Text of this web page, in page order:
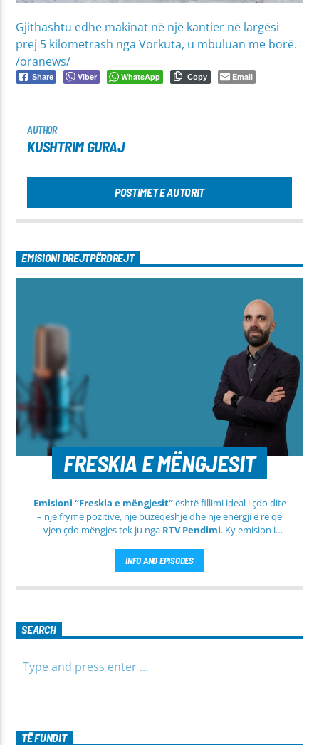
Gjithashtu edhe makinat në një kantier në largësi
prej 5 kilometrash nga Vorkuta, u mbuluan me borë.
/oranews/
Share Viber WhatsApp Copy Email
AUTHOR
KUSHTRIM GURAJ
POSTIMET E AUTORIT
EMISIONI DREJTPËRDREJT
FRESKIA E MËNGJESIT
Emisioni “Freskia e mëngjesit”është fillimi ideal i çdo dite
– një frymë pozitive, një buzëqeshje dhe një energji e re që
vjen çdo mëngjes tek ju nga RTV Pendimi. Ky emision i
informues dhe më të ngrohtë, duke ju shoqëruar në orët e
para të ditës me përmbajtje të larmishme dhe të dobishme
për të gjithë familjen.
INFO AND EPISODES
SEARCH
TË FUNDIT